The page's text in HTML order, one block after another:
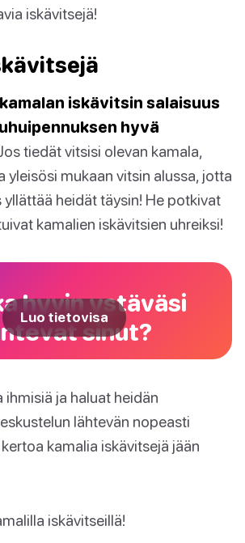
iskävitsejä!
iskävitsin salaisuus
hyvä
tiedät vitsisi olevan kamala,
yleisösi mukaan vitsin alussa, jotta
heidät täysin! He potkivat
kamalien iskävitsien uhreiksi!
hyvin ystäväsi
sinut?
Luo tietovisa
ihmisiä ja haluat heidän
lähtevän nopeasti
kamalia iskävitsejä jään
iskävitseillä!